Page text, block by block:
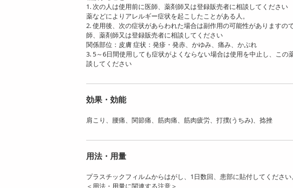
1. 次の人は使用前に医師、薬剤師又は登録販売者に相談してください
薬などによりアレルギー症状を起こしたことがある人。
2. 使用後、次の症状があらわれた場合は副作用の可能性がありますの
師、薬剤師又は 登録販売者に相談してください
関係部位：皮膚 症状：発疹・発赤、かゆみ、痛み、かぶれ
3. 5～6日間使用しても症状がよくならない場合は使用を中止し、こ
談してください
効果・効能
肩こり、腰痛、関節痛、筋肉痛、筋肉疲労、打撲(うちみ)、捻挫
用法・用量
プラスチックフィルムからはがし、1日数回、患部に貼付してください。
＜用法・用量に関連する注意＞